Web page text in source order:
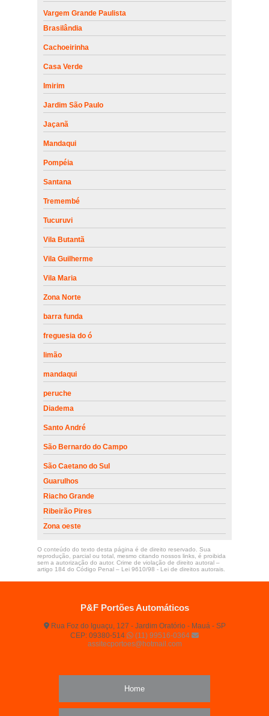
Vargem Grande Paulista
Brasilândia
Cachoeirinha
Casa Verde
Imirim
Jardim São Paulo
Jaçanã
Mandaqui
Pompéia
Santana
Tremembé
Tucuruvi
Vila Butantã
Vila Guilherme
Vila Maria
Zona Norte
barra funda
freguesia do ó
limão
mandaqui
peruche
Diadema
Santo André
São Bernardo do Campo
São Caetano do Sul
Guarulhos
Riacho Grande
Ribeirão Pires
Zona oeste
O conteúdo do texto desta página é de direito reservado. Sua
reprodução, parcial ou total, mesmo citando nossos links, é proibida
sem a autorização do autor. Crime de violação de direito autoral –
artigo 184 do Código Penal – Lei 9610/98 - Lei de direitos autorais.
P&F Portões Automáticos
Rua Foz do Iguaçu, 127 - Jardim Oratório - Mauá - SP
CEP: 09380-514
(11) 99516-0364
assitecportoes@hotmail.com
Home